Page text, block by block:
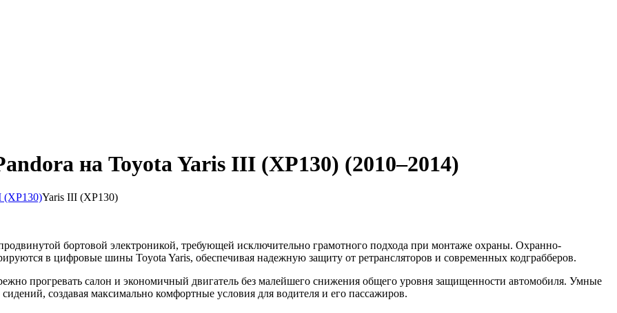
на Toyota Yaris III (XP130) (2010–2014)
(XP130)Yaris III (XP130)
продвинутой бортовой электроникой, требующей исключительно грамотного подхода при монтаже охраны. Охранно-
в цифровые шины Toyota Yaris, обеспечивая надежную защиту от ретрансляторов и современных кодграбберов.
прогревать салон и экономичный двигатель без малейшего снижения общего уровня защищенности автомобиля. Умные
создавая максимально комфортные условия для водителя и его пассажиров.